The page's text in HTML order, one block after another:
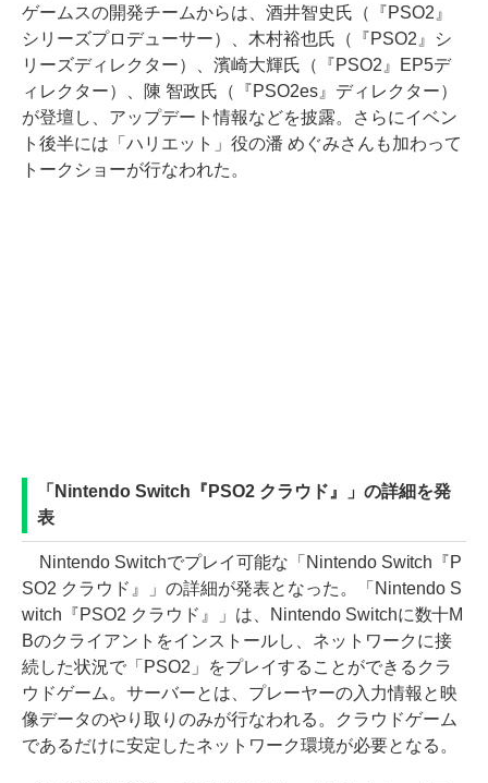
ゲームスの開発チームからは、酒井智史氏（『PSO2』
シリーズプロデューサー）、木村裕也氏（『PSO2』シ
リーズディレクター）、濱崎大輝氏（『PSO2』EP5デ
ィレクター）、陳 智政氏（『PSO2es』ディレクター）
が登壇し、アップデート情報などを披露。さらにイベン
ト後半には「ハリエット」役の潘 めぐみさんも加わって
トークショーが行なわれた。
「Nintendo Switch『PSO2 クラウド』」の詳細を発
表
Nintendo Switchでプレイ可能な「Nintendo Switch『P
SO2 クラウド』」の詳細が発表となった。「Nintendo S
witch『PSO2 クラウド』」は、Nintendo Switchに数十M
Bのクライアントをインストールし、ネットワークに接
続した状況で「PSO2」をプレイすることができるクラ
ウドゲーム。サーバーとは、プレーヤーの入力情報と映
像データのやり取りのみが行なわれる。クラウドゲーム
であるだけに安定したネットワーク環境が必要となる。